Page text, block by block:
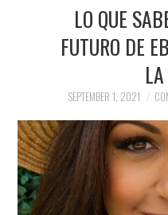
POLITICS
SOCIETY
SPORTS
TECHNOLOGY
LO QUE
FUTURO DE
SEPTEMBER 1, 2021